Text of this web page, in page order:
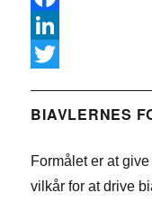
F
a
e
o
L
n
e
w
t
BIAVLERNES
Formålet er at
vilkår for at drive